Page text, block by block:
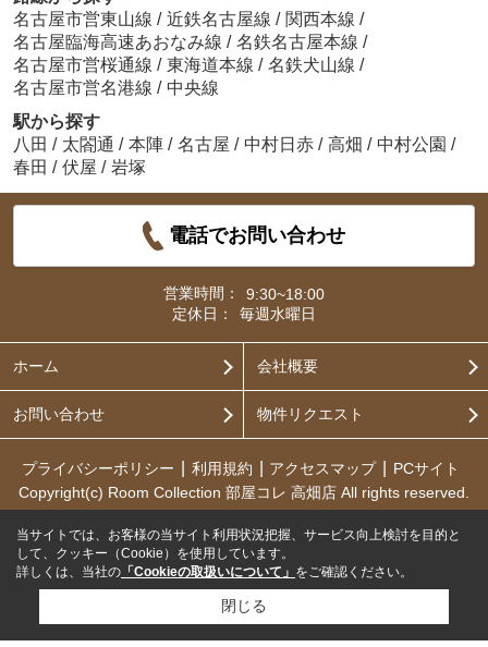
名古屋市営東山線 / 近鉄名古屋線 / 関西本線 /
名古屋臨海高速あおなみ線 / 名鉄名古屋本線 /
名古屋市営桜通線 / 東海道本線 / 名鉄犬山線 /
名古屋市営名港線 / 中央線
駅から探す
八田 / 太閤通 / 本陣 / 名古屋 / 中村日赤 / 高畑 / 中村公園 /
春田 / 伏屋 / 岩塚
電話でお問い合わせ
営業時間：
9:30~18:00
定休日：
毎週水曜日
ホーム 会社概要
お問い合わせ 物件リクエスト
プライバシーポリシー 利用規約 アクセスマップ
PCサイト
Copyright(c) Room Collection 部屋コレ 高畑店 All rights reserved.
当サイトでは、お客様の当サイト利用状況把握、サービス向上検討を目的と
して、クッキー（Cookie）を使用しています。
詳しくは、当社の 「Cookieの取扱いについて」 をご確認ください。
閉じる